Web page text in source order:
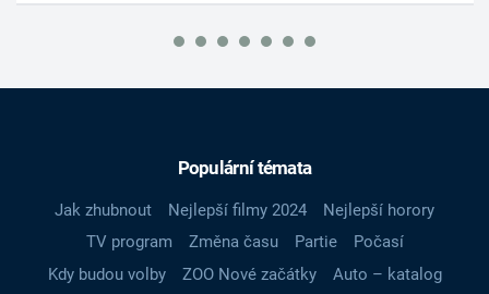
Populární témata
Jak zhubnout Nejlepší filmy 2024
Nejlepší horory
TV program
Změna času Partie
Počasí
Kdy budou volby
ZOO Nové začátky
Auto – katalog